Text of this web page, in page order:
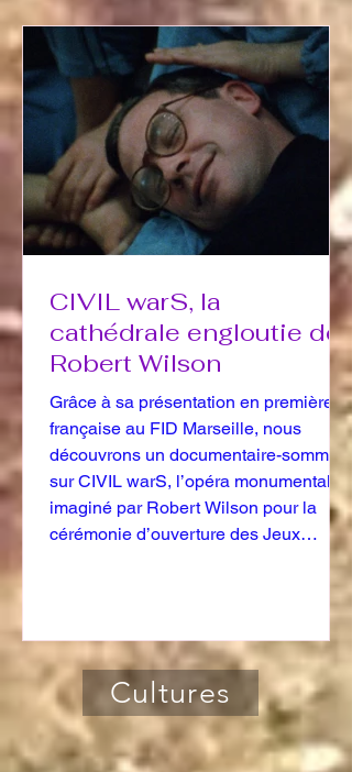
l’ordre moral.
CIVIL warS, la
cathédrale engloutie de
Robert Wilson
Grâce à sa présentation en première
française au FID Marseille, nous
découvrons un documentaire-somme
sur CIVIL warS, l’opéra monumental
imaginé par Robert Wilson pour la
cérémonie d’ouverture des Jeux
olympiques de Los Angeles en 1984 –
dont le film recompose à la fois le rêve,
la course au financement et le
naufrage.
Cultures